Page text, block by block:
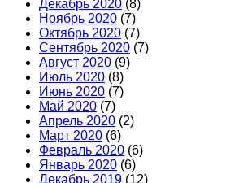
Декабрь 2020 (8)
Ноябрь 2020 (7)
Октябрь 2020 (7)
Сентябрь 2020 (7)
Август 2020 (9)
Июль 2020 (8)
Июнь 2020 (7)
Май 2020 (7)
Апрель 2020 (2)
Март 2020 (6)
Февраль 2020 (6)
Январь 2020 (6)
Декабрь 2019 (12)